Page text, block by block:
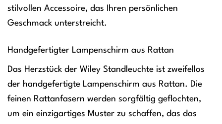
stilvollen Accessoire, das Ihren persönlichen
Geschmack unterstreicht.
Handgefertigter Lampenschirm aus Rattan
Das Herzstück der Wiley Standleuchte ist zweifellos
der handgefertigte Lampenschirm aus Rattan. Die
feinen Rattanfasern werden sorgfältig geflochten,
um ein einzigartiges Muster zu schaffen, das das